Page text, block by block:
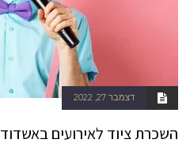
דצמבר 27, 2022
השכרת ציוד לאירועים באשדוד